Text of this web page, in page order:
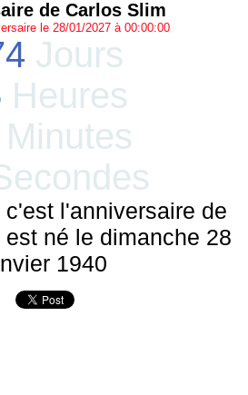
de Carlos Slim
le 28/01/2027 à 00:00:00
Jours
Heures
Minutes
c'est l'anniversaire de
né le dimanche 28
1940